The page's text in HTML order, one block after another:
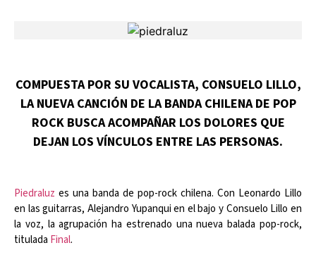
COMPUESTA POR SU VOCALISTA, CONSUELO LILLO,
LA NUEVA CANCIÓN DE LA BANDA CHILENA DE POP
ROCK BUSCA ACOMPAÑAR LOS DOLORES QUE
DEJAN LOS VÍNCULOS ENTRE LAS PERSONAS.
Piedraluz es una banda de pop-rock chilena. Con Leonardo Lillo
en las guitarras, Alejandro Yupanqui en el bajo y Consuelo Lillo en
la voz, la agrupación ha estrenado una nueva balada pop-rock,
titulada Final.